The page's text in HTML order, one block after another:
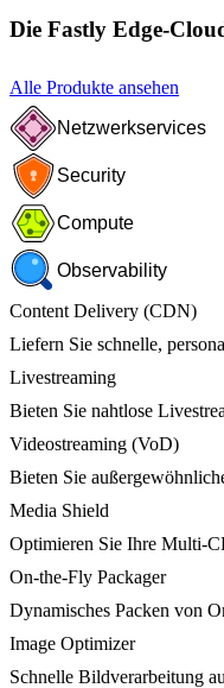
Die Fastly Edge-
Alle Produkte ansehen
Netzwerkservices
Security
Compute
Observability
Content Delivery (CDN)
Liefern Sie schnelle,
Livestreaming
Bieten Sie nahtlose
Videostreaming (VoD)
Bieten Sie
Media Shield
Optimieren Sie Ihre Multi-
On-the-Fly Packager
Dynamisches Packen von
Image Optimizer
Schnelle Bildverarbeitung